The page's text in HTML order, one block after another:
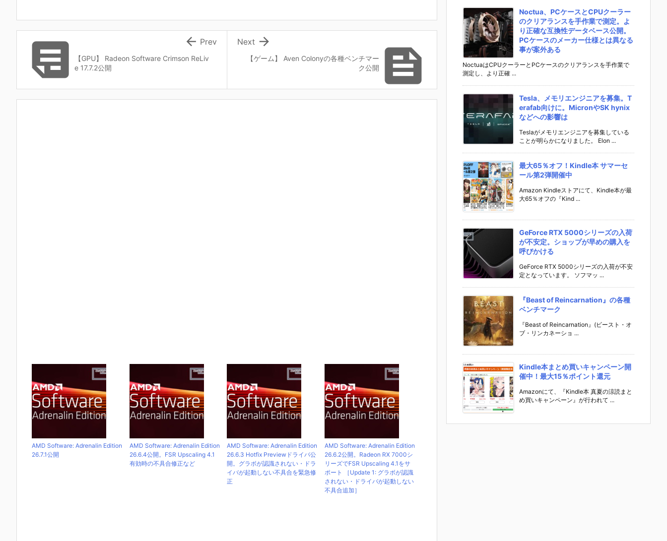

【ゲーム】 Aven Colonyの各種ベンチマー
ク公開

Next
 【GPU】 Radeon Software Crimson ReLiv
e 17.7.2公開
 Prev
AMD Software: Adrenalin Edition
26.7.1公開
AMD Software: Adrenalin Edition
26.6.4公開。FSR Upscaling 4.1
有効時の不具合修正など
AMD Software: Adrenalin Edition
26.6.3 Hotfix Previewドライバ公
開。グラボが認識されない・ドラ
イバが起動しない不具合を緊急修
正
AMD Software: Adrenalin Edition
26.6.2公開。Radeon RX 7000シ
リーズでFSR Upscaling 4.1をサ
ポート ［Update 1: グラボが認識
されない・ドライバが起動しない
不具合追加］
Noctua、PCケースとCPUクーラー
のクリアランスを手作業で測定。よ
り正確な互換性データベース公開。
PCケースのメーカー仕様とは異なる
事が案外ある
NoctuaはCPUクーラーとPCケースのクリアランスを手作業で
測定し、より正確 ...
Tesla、メモリエンジニアを募集。T
erafab向けに。MicronやSK hynix
などへの影響は
Teslaがメモリエンジニアを募集している
ことが明らかになりました。 Elon ...
最大65％オフ！Kindle本 サマーセ
ール第2弾開催中
Amazon Kindleストアにて、Kindle本が最
大65％オフの『Kind ...
GeForce RTX 5000シリーズの入荷
が不安定。ショップが早めの購入を
呼びかける
GeForce RTX 5000シリーズの入荷が不安
定となっています。 ソフマッ ...
『Beast of Reincarnation』の各種
ベンチマーク
『Beast of Reincarnation』(ビースト・オ
ブ・リンカネーショ ...
Kindle本まとめ買いキャンペーン開
催中！最大15％ポイント還元
Amazonにて、『Kindle本 真夏の涼読まと
め買いキャンペーン』が行われて ...